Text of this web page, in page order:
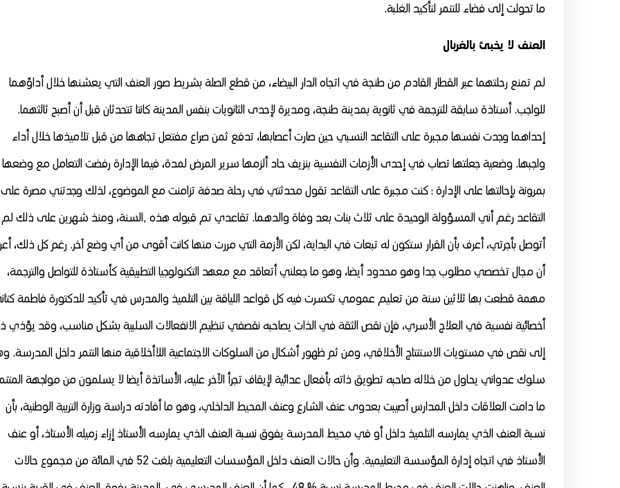
ما تحولت إلى فضاء للتنمر لتأكيد الغلبة.
العنف لا يخبئ بالغربال
لم تمنع رحلتهما عبر القطار القادم من طنجة في اتجاه الدار البيضاء، من قطع الصلة بشريط صور العنف التي يعشنها خلال أداؤهما
للواجب. أستاذة سابقة للترجمة في ثانوية بمدينة طنجة، ومديرة لإحدى الثانويات بنفس المدينة كانتا تتحدثان قبل أن أصبح ثالثهما.
إحداهما وجدت نفسها مجبرة على التقاعد النسبي حين صارت أعصابها، تدفع ثمن صراع مفتعل تجاهها من قبل تلاميذها خلال أداء
واجبها. وضعية جعلتها تصاب في إحدى الأزمات النفسية بنزيف حاد ألزمها سرير المرض لمدة، فيما الإدارة رفضت التعامل مع وضعها
بمرونة بإحالتها على الإدارة : كنت مجبرة على التقاعد تقول محدثتي في رحلة صدفة تزامنت مع الموضوع، لذلك وجدتني مصرة على
التقاعد رغم أني المسؤولة الوحيدة على ثلاث بنات بعد وفاة والدهما. تقاعدي تم قبوله هذه ,السنة، ومنذ شهرين على ذلك لم
أتوصل بأجرتي، أعرف بأن القرار ستكون له تبعات في البداية، لكن الأزمة التي مررت منها كانت أقوى من أي وضع آخر. رغم كل ذلك،
أن مجال تخصصي مطلوب جدا وهو محدود أيضا، وهو ما جعلني أتعاقد مع معهد التكنولوجيا التطبيقية كأستاذة للتواصل والترجمة،
مهمة قطعت بها ثلاثين سنة من تعليم عمومي تكسرت فيه كل قواعد اللياقة بين التلميذ والمدرس في تأكيد للدكتورة فاطمة
أخصائية نفسية في العلاج الأسري، فإن نقص الثقة في الذات يصاحبه نقصفي تنظيم الانفعالات السلبية بشكل مناسب، وقد يؤذي
إلى نقص في مستويات الاستنتاج الأخلاقي، ومن ثم ظهور أشكال من السلوكات الاجتماعية اللاأخلاقية منها التنمر داخل المدرسة.
سلوك عدواني يحاول من خلاله صاحبه تطويق ذاته بأفعال عدائية لإيقاف تجرأ الآخر عليه، الأساتذة أيضا لا يسلمون من مواجهة
ما دامت العلاقات داخل المدارس أصيبت بعدوى عنف الشارع وعنف المحيط الداخلي، وهو ما أفادته دراسة وزارة التربية الوطنية، بأن
نسبة العنف الذي يمارسه التلميذ داخل أو في محيط المدرسة يفوق نسبة العنف الذي يمارسه الأستاذ إزاء زميله الأستاذ، أو عنف
الأستاذ في اتجاه إدارة المؤسسة التعليمية. وأن حالات العنف داخل المؤسسات التعليمية بلغت 52 في المائة من مجموع حالات